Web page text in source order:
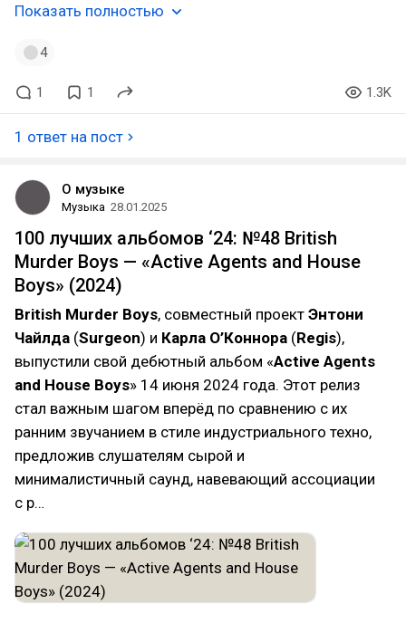
Показать полностью
4
1 1 1.3K
1 ответ на пост
О музыке
Музыка 28.01.2025
100 лучших альбомов ‘24: №48 British
Murder Boys — «Active Agents and House
Boys» (2024)
British Murder Boys, совместный проект Энтони
Чайлда (Surgeon) и Карла О’Коннора (Regis),
выпустили свой дебютный альбом «Active Agents
and House Boys» 14 июня 2024 года. Этот релиз
стал важным шагом вперёд по сравнению с их
ранним звучанием в стиле индустриального техно,
предложив слушателям сырой и
минималистичный саунд, навевающий ассоциации
с р…